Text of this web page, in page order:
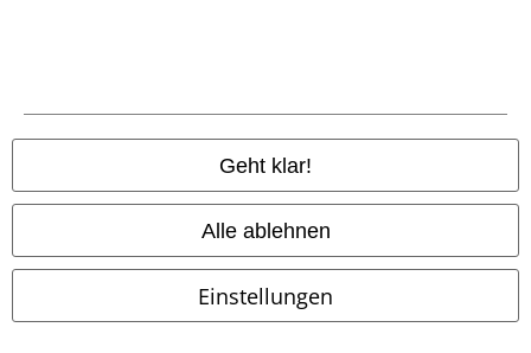
Geht klar!
Alle ablehnen
Einstellungen
EMP Online Shops
EMP International